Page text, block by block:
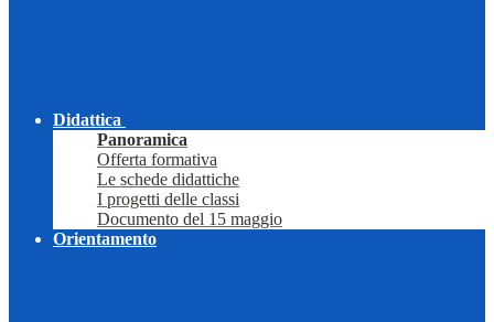
Didattica
Panoramica
Offerta formativa
Le schede didattiche
I progetti delle classi
Documento del 15 maggio
Orientamento